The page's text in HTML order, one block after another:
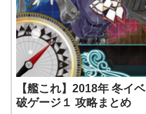
【艦これ】2018年 冬イ
破ゲージ１ 攻略まとめ